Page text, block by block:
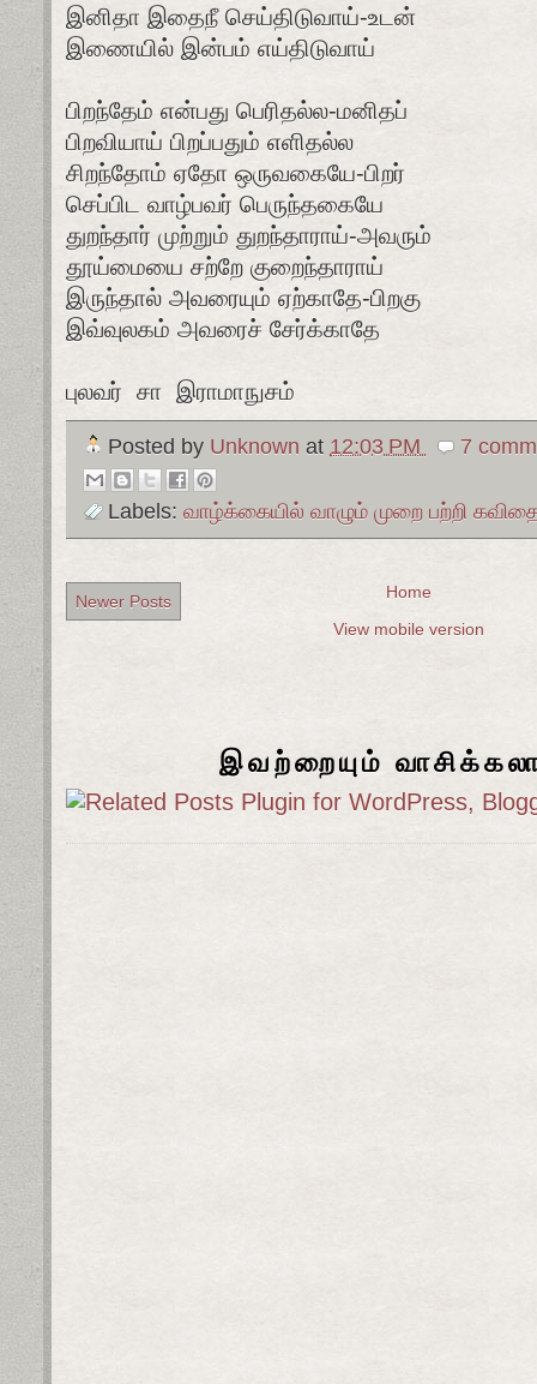
இனிதா இதைநீ செய்திடுவாய்-உடன்
இணையில் இன்பம் எய்திடுவாய்
பிறந்தேம் என்பது பெரிதல்ல-மனிதப்
பிறவியாய் பிறப்பதும் எளிதல்ல
சிறந்தோம் ஏதோ ஒருவகையே-பிறர்
செப்பிட வாழ்பவர் பெருந்தகையே
துறந்தார் முற்றும் துறந்தாராய்-அவரும்
தூய்மையை சற்றே குறைந்தாராய்
இருந்தால் அவரையும் ஏற்காதே-பிறகு
இவ்வுலகம் அவரைச் சேர்க்காதே
புலவர் சா இராமாநுசம்
Posted by Unknown at 12:03 PM 7
Labels: வாழ்க்கையில் வாழும் முறை பற்றி
Newer Posts
Home
View mobile version
இவற்றையும்